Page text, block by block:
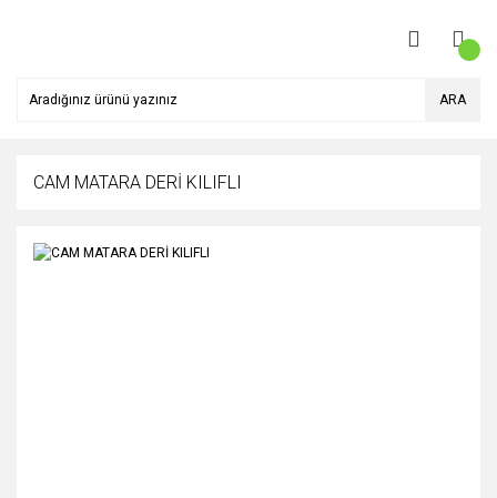
ARA
CAM MATARA DERİ KILIFLI